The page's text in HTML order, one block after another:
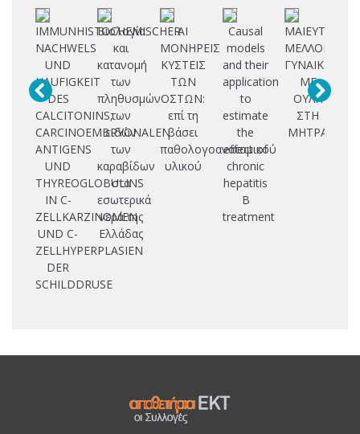
IMMUNHISTOCHEMISCHER
NACHWELS
UND
HAUFIGKEIT
DES
CALCITONINS,
CARCINOEMBRYONALEN
ANTIGENS
UND
THYREOGLOBULINS
IN C-
ZELLKARZINOMEN
UND C-
ZELLHYPERPLASIEN
DER
SCHILDDRUSE
Βιολογία
και
κατανομή
των
πληθυσμών
των
ειδών
των
καραβίδων
στα
εσωτερικά
νερά της
Ελλάδας
ΑΙ
ΜΟΝΗΡΕΙΣ
ΚΥΣΤΕΙΣ
ΤΩΝ
ΟΣΤΩΝ:
επί τη
βάσει
παθολογοανατομικού
υλικού
Causal
models
and their
application
to
estimate
the
effect of
chronic
hepatitis
B
treatment
ΜΑΙΕΥΤΙΚΟΝ
ΜΕΛΛΟΝ
ΓΥΝΑΙΚΩΝ
ΜΕ
ΟΥΛΗ
ΣΤΗ
ΜΗΤΡΑ